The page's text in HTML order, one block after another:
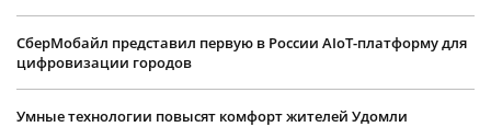
СберМобайл представил первую в России AIoT-платформу для
цифровизации городов
Умные технологии повысят комфорт жителей Удомли